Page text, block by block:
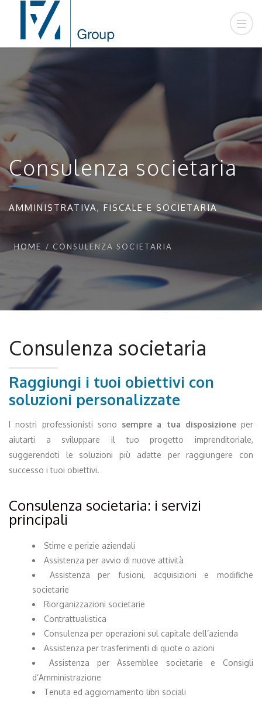
Consulenza societaria
AMMINISTRATIVA, FISCALE E SOCIETARIA
HOME CONSULENZA SOCIETARIA
Consulenza societaria
Raggiungi i tuoi obiettivi con
soluzioni personalizzate
I nostri professionisti sono sempre a tua disposizioneper
aiutarti a sviluppare il tuo progetto imprenditoriale,
suggerendoti le soluzioni più adatte per raggiungere con
successo i tuoi obiettivi.
Consulenza societaria: i servizi
principali
Stime e perizie aziendali
Assistenza per avvio di nuove attività
Assistenza per fusioni, acquisizioni e modifiche
societarie
Riorganizzazioni societarie
Contrattualistica
Consulenza per operazioni sul capitale dell’azienda
Assistenza per trasferimenti di quote o azioni
Assistenza per Assemblee societarie e Consigli
d’Amministrazione
Tenuta ed aggiornamento libri sociali